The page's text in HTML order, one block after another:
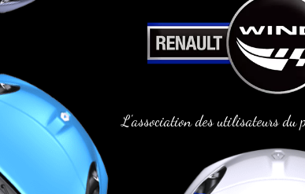
L'association des utilisateurs du